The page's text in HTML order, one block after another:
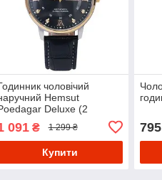
чоловічий
Hemsut
Deluxe (2
091₴ 1 299 ₴
Купити
795